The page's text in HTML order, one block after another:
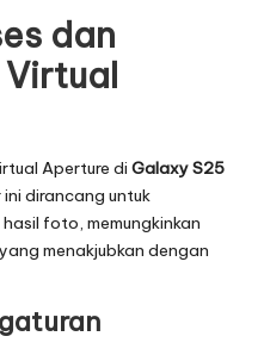
dan
Virtual
Aperture di Galaxy S25
dirancang untuk
foto, memungkinkan
menakjubkan dengan